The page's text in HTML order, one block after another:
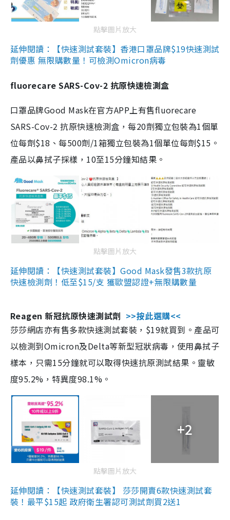
點擊圖片放大
延伸閱讀：【快速測試套裝】香港口罩品牌$19快速測試
劑優惠 無限購數量！可檢測Omicron病毒
fluorecare SARS-Cov-2 抗原快速檢測盒
口罩品牌Good Mask在官方APP上有售fluorecare
SARS-Cov-2 抗原快速檢測盒，每20劑獨立包裝為1個單
位每劑$18、每500劑/1箱獨立包裝為1個單位每劑$15。
產品以鼻拭子採樣，10至15分鐘知結果。
點擊圖片放大
延伸閱讀：【快速測試套裝】Good Mask發售3款抗原
快速檢測劑！低至$15/支 獲歐盟認證+無限購數量
Reagen 新冠抗原快速測試劑 >>按此選購<<
莎莎網店亦有售多款快速測試套裝，$19就買到。產品可
以檢測到Omicron及Delta等新型冠狀病毒，使用鼻拭子
樣本，只需15分鐘就可以取得快速抗原測試結果。靈敏
度95.2%，特異度98.1%。
+2
點擊圖片放大
延伸閱讀：【快速測試套裝】 莎莎開賣6款快速測試套
裝！最平$15起 政府衛生署認可測試劑買2送1